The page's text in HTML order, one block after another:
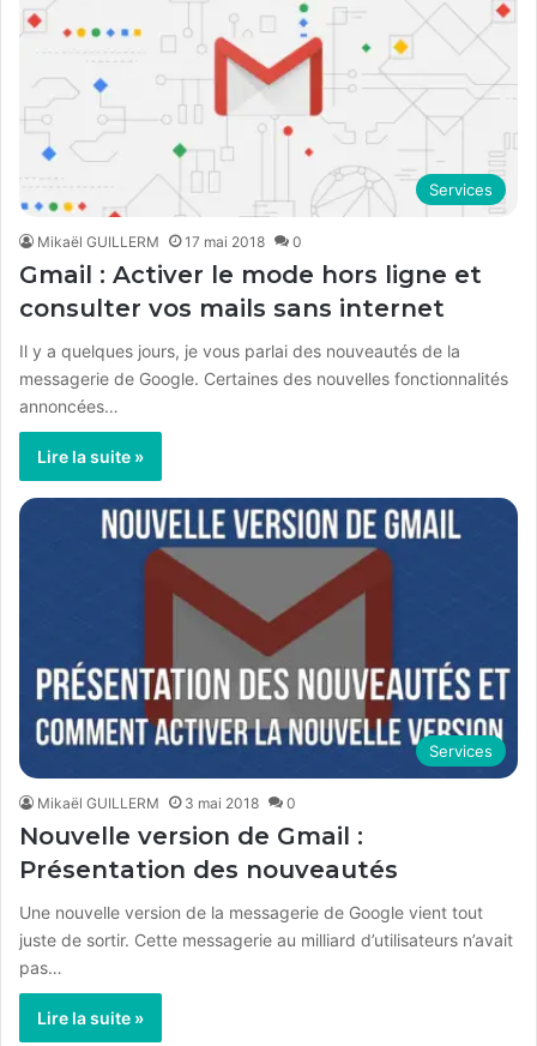
Services
Mikaël GUILLERM 17 mai 2018 0
Gmail : Activer le mode hors ligne et
consulter vos mails sans internet
Il y a quelques jours, je vous parlai des nouveautés de la
messagerie de Google. Certaines des nouvelles fonctionnalités
annoncées…
Lire la suite »
Services
Mikaël GUILLERM 3 mai 2018 0
Nouvelle version de Gmail :
Présentation des nouveautés
Une nouvelle version de la messagerie de Google vient tout
juste de sortir. Cette messagerie au milliard d’utilisateurs n’avait
pas…
Lire la suite »